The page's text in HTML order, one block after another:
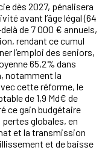
dès 2027, pénalisera
avant l’âge légal (64
de 7 000 € annuels,
rendant ce cumul
l’emploi des seniors,
65,2% dans
notamment la
cette réforme, le
de 1,9 Md€ de
ce gain budgétaire
globales, en
et la transmission
et de baisse